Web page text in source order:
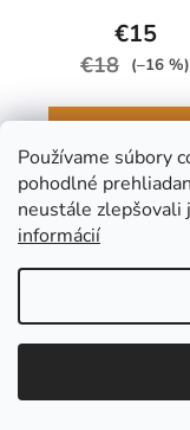
Používame súbory
pohodlné
neustále zlepšovali
informácií
€15
€18 (–16 %)